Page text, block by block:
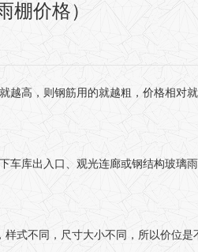
棚价格）
越高，则钢筋用的就越粗，价格相对
车库出入口、观光连廊或钢结构玻璃
式不同，尺寸大小不同，所以价位是